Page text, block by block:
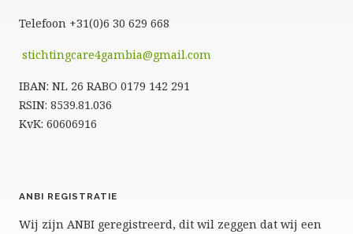
Telefoon +31(0)6 30 629 668
stichtingcare4gambia@gmail.com
IBAN: NL 26 RABO 0179 142 291
RSIN: 8539.81.036
KvK: 60606916
ANBI REGISTRATIE
Wij zijn ANBI geregistreerd, dit wil zeggen dat wij een